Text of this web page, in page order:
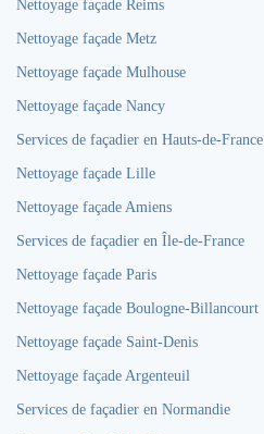
Nettoyage façade Reims
Nettoyage façade Metz
Nettoyage façade Mulhouse
Nettoyage façade Nancy
Services de façadier en Hauts-de-France
Nettoyage façade Lille
Nettoyage façade Amiens
Services de façadier en Île-de-France
Nettoyage façade Paris
Nettoyage façade Boulogne-Billancourt
Nettoyage façade Saint-Denis
Nettoyage façade Argenteuil
Services de façadier en Normandie